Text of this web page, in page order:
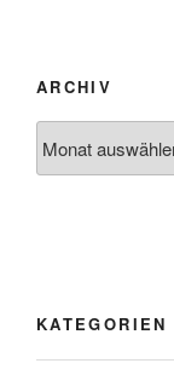
ARCHIV
KATEGORIEN